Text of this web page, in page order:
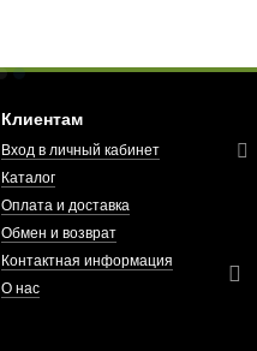
Клиентам
Вход в личный кабинет
Каталог
Оплата и доставка
Обмен и возврат
Контактная информация
О нас